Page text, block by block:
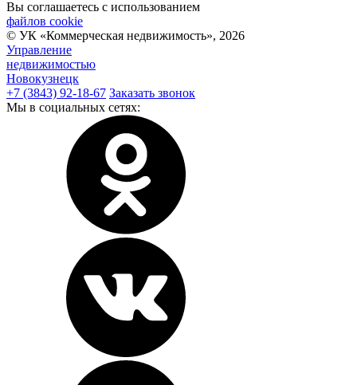
Вы соглашаетесь с использованием
файлов cookie
© УК «Коммерческая недвижимость», 2026
Управление
недвижимостью
Новокузнецк
+7 (3843) 92-18-67 Заказать звонок
Мы в социальных сетях: